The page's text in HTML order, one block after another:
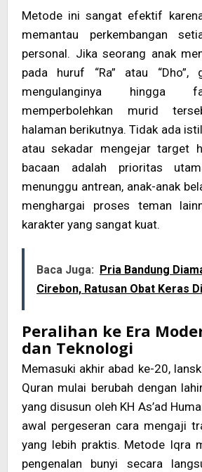
Metode ini sangat efektif
memantau perkembangan
personal. Jika seorang anak
pada huruf “Ra” atau “Dho”,
mengulanginya hingga
memperbolehkan murid
halaman berikutnya. Tidak ada
atau sekadar mengejar target
bacaan adalah prioritas
menunggu antrean, anak-anak
menghargai proses teman
karakter yang sangat kuat.
Baca Juga: Pria Bandung
Cirebon, Ratusan Obat Keras
Peralihan ke Era
dan Teknologi
Memasuki akhir abad ke-20,
Quran mulai berubah dengan
yang disusun oleh KH As’ad
awal pergeseran cara mengaji
yang lebih praktis. Metode Iqra
pengenalan bunyi secara